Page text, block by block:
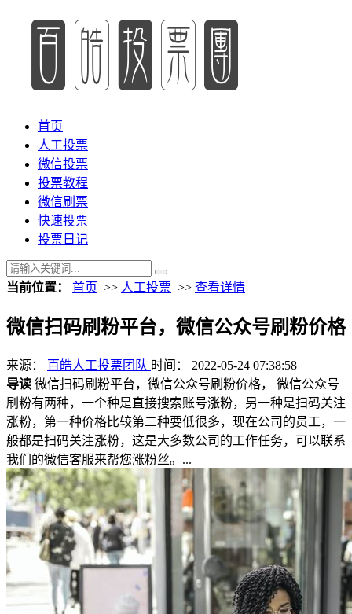
首页
人工投票
微信投票
投票教程
微信刷票
快速投票
投票日记
当前位置： 首页 >> 人工投票 >> 查看详情
微信扫码刷粉平台，微信公众号刷粉价格
来源： 百皓人工投票团队 时间： 2022-05-24 07:38:58
导读 微信扫码刷粉平台，微信公众号刷粉价格， 微信公众号
刷粉有两种，一个种是直接搜索账号涨粉，另一种是扫码关注
涨粉，第一种价格比较第二种要低很多，现在公司的员工，一
般都是扫码关注涨粉，这是大多数公司的工作任务，可以联系
我们的微信客服来帮您涨粉丝。...